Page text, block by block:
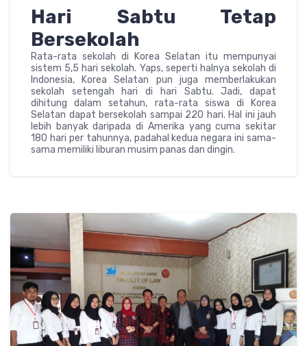
Hari Sabtu Tetap
Bersekolah
Rata-rata sekolah di Korea Selatan itu mempunyai
sistem 5,5 hari sekolah. Yaps, seperti halnya sekolah di
Indonesia, Korea Selatan pun juga memberlakukan
sekolah setengah hari di hari Sabtu. Jadi, dapat
dihitung dalam setahun, rata-rata siswa di Korea
Selatan dapat bersekolah sampai 220 hari. Hal ini jauh
lebih banyak daripada di Amerika yang cuma sekitar
180 hari per tahunnya, padahal kedua negara ini sama-
sama memiliki liburan musim panas dan dingin.